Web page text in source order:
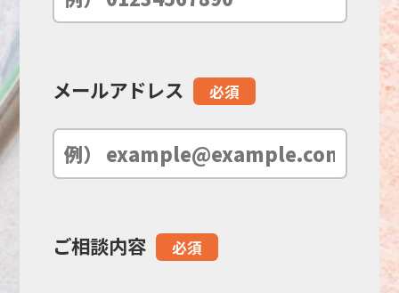
ル
空
ま
メールアドレス 必須
ご相談内容 必須